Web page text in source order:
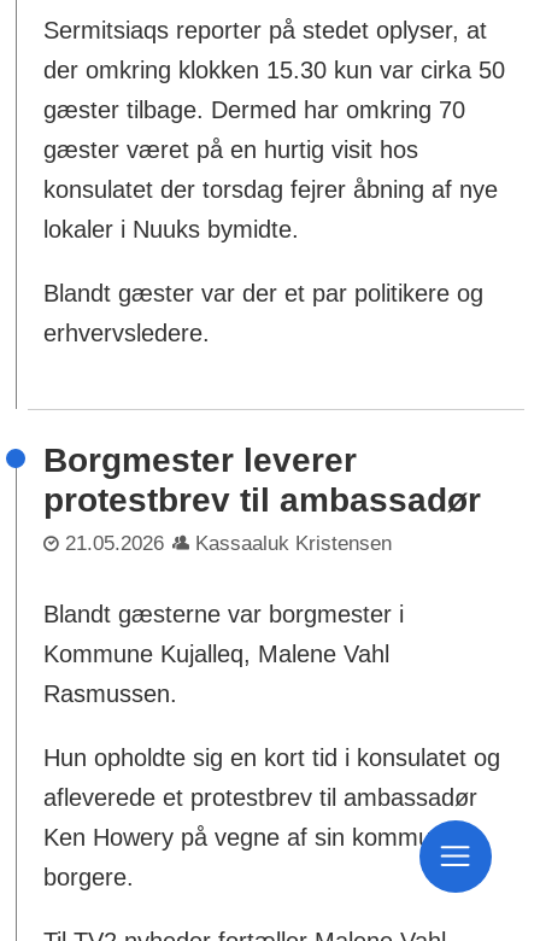
Sermitsiaqs reporter på stedet oplyser, at
der omkring klokken 15.30 kun var cirka 50
gæster tilbage. Dermed har omkring 70
gæster været på en hurtig visit hos
konsulatet der torsdag fejrer åbning af nye
lokaler i Nuuks bymidte.
Blandt gæster var der et par politikere og
erhvervsledere.
Borgmester leverer
protestbrev til ambassadør
21.05.2026 Kassaaluk Kristensen
Blandt gæsterne var borgmester i
Kommune Kujalleq, Malene Vahl
Rasmussen.
Hun opholdte sig en kort tid i konsulatet og
afleverede et protestbrev til ambassadør
Ken Howery på vegne af sin kommunes
borgere.